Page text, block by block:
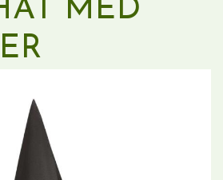
MED